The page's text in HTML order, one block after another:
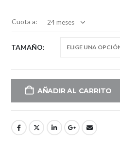
Cuota a:
TAMAÑO
AÑADIR AL CARRITO